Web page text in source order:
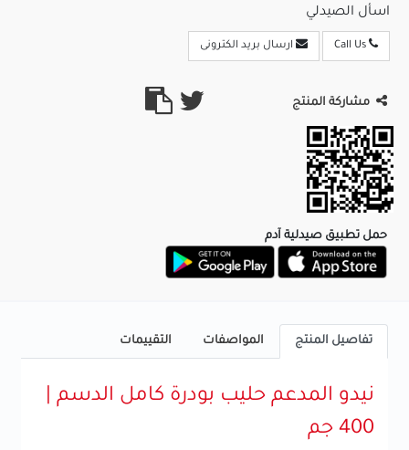
اسأل الصيدلي
ارسال بريد الكترونى
مشاركة المنتج
حمل تطبيق صيدلية آدم
تفاصيل المنتج المواصفات التقييمات
نيدو المدعم حليب بودرة كامل الدسم |
400 جم